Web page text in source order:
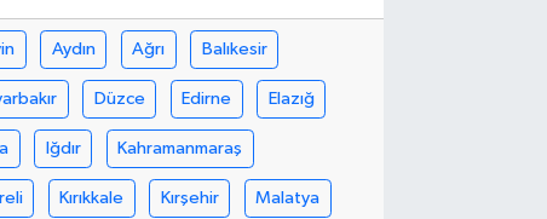
Aydın Ağrı Balıkesir
Düzce Edirne Elazığ
Iğdır Kahramanmaraş
Kırıkkale Kırşehir Malatya